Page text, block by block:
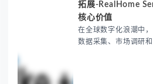
拓展-RealHome
核心价值
在全球数字化浪潮中
数据采集、市场调研